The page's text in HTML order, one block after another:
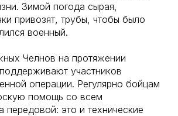
Зимой погода сырая,
привозят, трубы, чтобы было
военный.
Челнов на протяжении
участников
операции. Регулярно бойцам
помощь со всем
это и технические